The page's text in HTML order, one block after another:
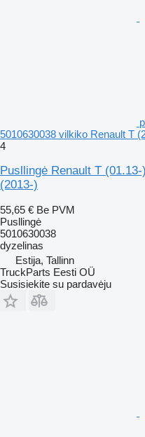
5010630038 vilkiko Renault T
4
Pusllingė Renault T
(2013-)
55,65 € Be PVM
Pusllingė
5010630038
dyzelinas
Estija, Tallinn
TruckParts Eesti OÜ
Susisiekite su pardavėju